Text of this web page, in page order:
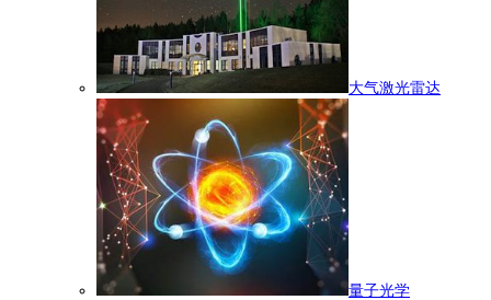
大气激光雷达
量子光学